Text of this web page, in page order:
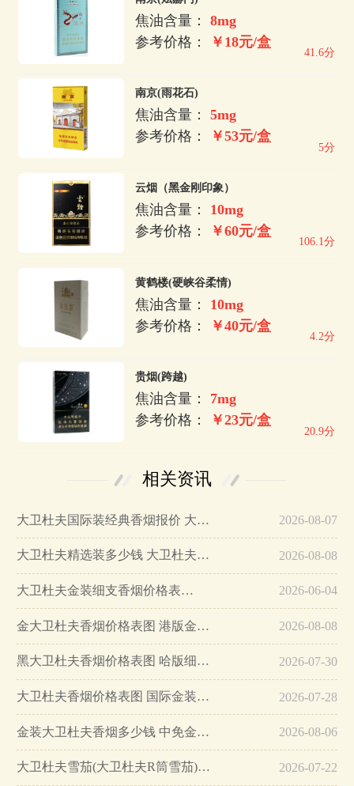
焦油含量：8mg
参考价格：
￥18元/盒
41.6分
南京(雨花石)
焦油含量：5mg
参考价格：
￥53元/盒
5分
云烟（黑金刚印象）
焦油含量： 10mg
参考价格：
￥60元/盒
106.1分
黄鹤楼(硬峡谷柔情)
焦油含量： 10mg
参考价格：
￥40元/盒
4.2分
贵烟(跨越)
焦油含量： 7mg
参考价格：
￥23元/盒
20.9分
相关资讯
大卫杜夫国际装经典香烟报价 大卫杜夫国际装多少钱… 2026-08-07
大卫杜夫精选装多少钱 大卫杜夫(精选装)香烟价格一览… 2026-08-08
大卫杜夫金装细支香烟价格表… 2026-06-04
金大卫杜夫香烟价格表图 港版金装大卫杜夫香烟多少钱一包(29元)… 2026-08-08
黑大卫杜夫香烟价格表图 哈版细支黑大卫杜夫香烟多少钱一包(16元/包)… 2026-07-30
大卫杜夫香烟价格表图 国际金装大卫杜夫香烟多少钱(35元/包)… 2026-07-28
金装大卫杜夫香烟多少钱 中免金装大卫杜夫香烟价格18元/包… 2026-08-06
大卫杜夫雪茄(大卫杜夫R筒雪茄)价格表图 大卫杜夫R筒雪茄多少钱… 2026-07-22